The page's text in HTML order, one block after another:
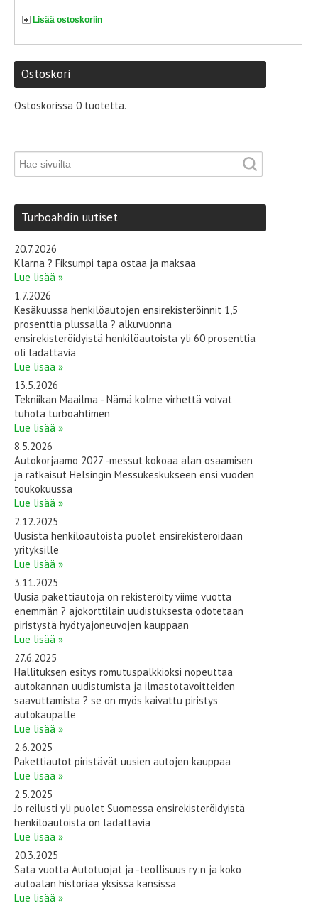
Lisää ostoskoriin
Ostoskori
Ostoskorissa 0 tuotetta.
Turboahdin uutiset
20.7.2026
Klarna ? Fiksumpi tapa ostaa ja maksaa
Lue lisää »
1.7.2026
Kesäkuussa henkilöautojen ensirekisteröinnit 1,5
prosenttia plussalla ? alkuvuonna
ensirekisteröidyistä henkilöautoista yli 60 prosenttia
oli ladattavia
Lue lisää »
13.5.2026
Tekniikan Maailma - Nämä kolme virhettä voivat
tuhota turboahtimen
Lue lisää »
8.5.2026
Autokorjaamo 2027 -messut kokoaa alan osaamisen
ja ratkaisut Helsingin Messukeskukseen ensi vuoden
toukokuussa
Lue lisää »
2.12.2025
Uusista henkilöautoista puolet ensirekisteröidään
yrityksille
Lue lisää »
3.11.2025
Uusia pakettiautoja on rekisteröity viime vuotta
enemmän ? ajokorttilain uudistuksesta odotetaan
piristystä hyötyajoneuvojen kauppaan
Lue lisää »
27.6.2025
Hallituksen esitys romutuspalkkioksi nopeuttaa
autokannan uudistumista ja ilmastotavoitteiden
saavuttamista ? se on myös kaivattu piristys
autokaupalle
Lue lisää »
2.6.2025
Pakettiautot piristävät uusien autojen kauppaa
Lue lisää »
2.5.2025
Jo reilusti yli puolet Suomessa ensirekisteröidyistä
henkilöautoista on ladattavia
Lue lisää »
20.3.2025
Sata vuotta Autotuojat ja -teollisuus ry:n ja koko
autoalan historiaa yksissä kansissa
Lue lisää »